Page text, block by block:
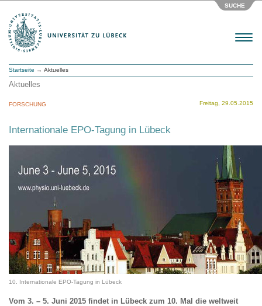
SUCHE
Menu
Startseite → Aktuelles
Aktuelles
Freitag, 29.05.2015
FORSCHUNG
Internationale EPO-Tagung in Lübeck
10. Internationale EPO-Tagung in Lübeck
Vom 3. – 5. Juni 2015 findet in Lübeck zum 10. Mal die weltweit